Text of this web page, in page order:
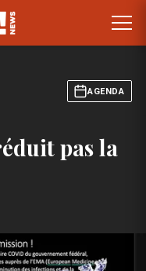
AGENDA
pas la